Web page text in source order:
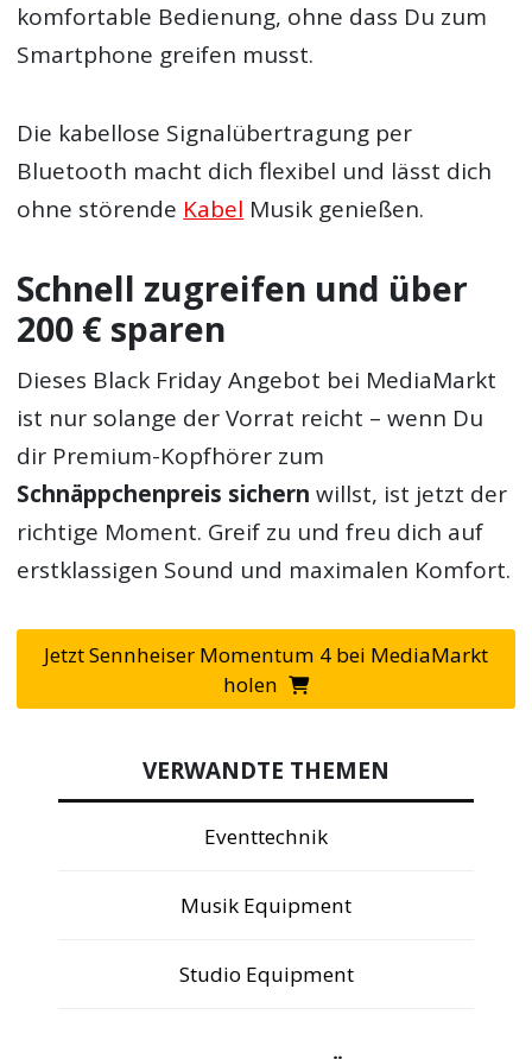
komfortable Bedienung, ohne dass Du zum
Smartphone greifen musst.
Die kabellose Signalübertragung per
Bluetooth macht dich flexibel und lässt dich
ohne störende Kabel Musik genießen.
Schnell zugreifen und über
200 € sparen
Dieses Black Friday Angebot bei MediaMarkt
ist nur solange der Vorrat reicht – wenn Du
dir Premium-Kopfhörer zum
Schnäppchenpreis sichern willst, ist jetzt der
richtige Moment. Greif zu und freu dich auf
erstklassigen Sound und maximalen Komfort.
Jetzt Sennheiser Momentum 4 bei MediaMarkt
holen
VERWANDTE THEMEN
Eventtechnik
Musik Equipment
Studio Equipment